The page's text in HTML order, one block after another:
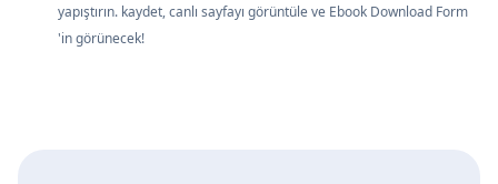
yapıştırın. kaydet, canlı sayfayı görüntüle ve Ebook Download Form
'in görünecek!